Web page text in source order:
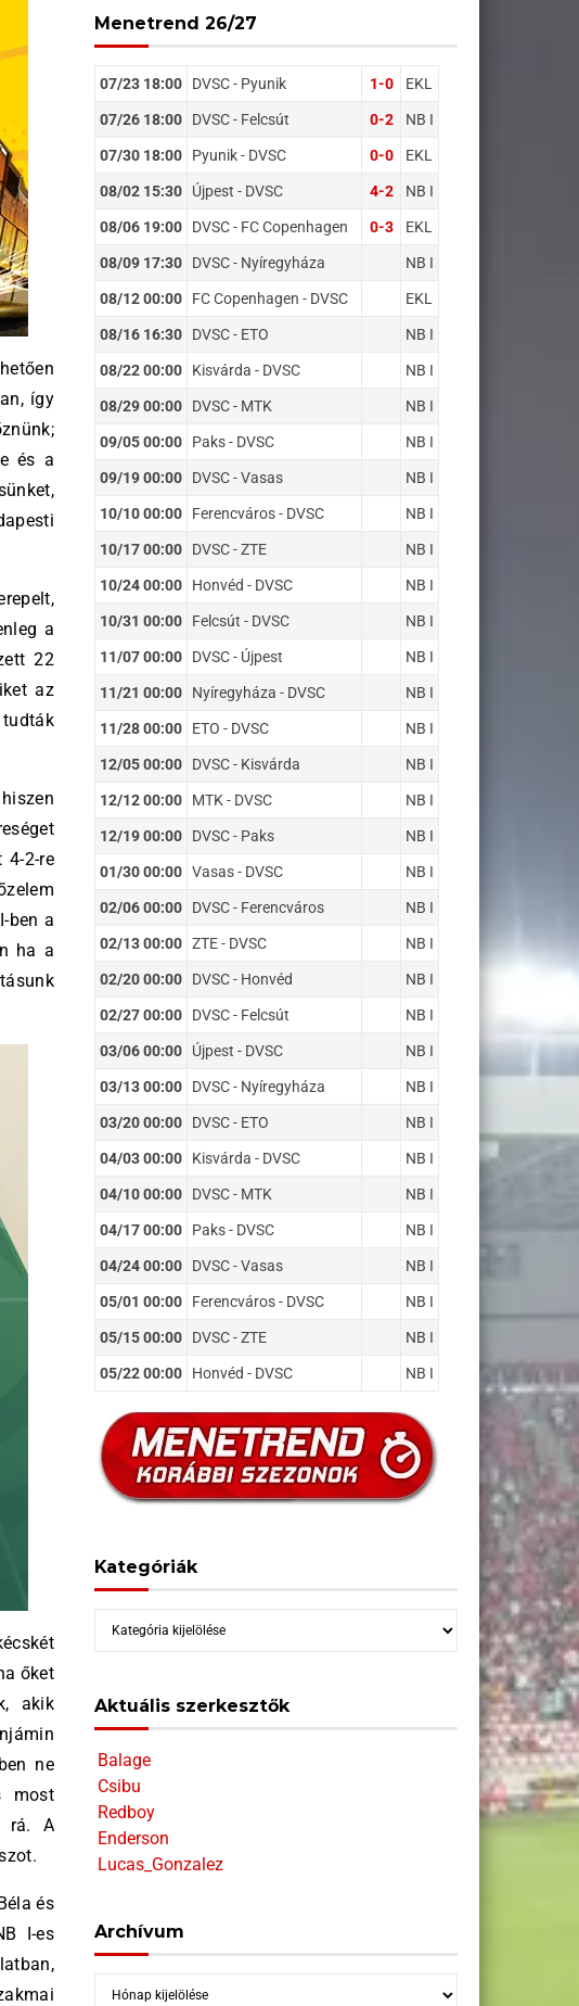
így
és a
a
22
az
4-2-re
ben a
ha a
őket
akik
ne
most
rá. A
és
I-es
Menetrend 26/27
07/23 18:00 DVSC - Pyunik 1-0 EKL
07/26 18:00 DVSC - Felcsút 0-2 NB I
07/30 18:00 Pyunik - DVSC 0-0 EKL
08/02 15:30 Újpest - DVSC 4-2 NB I
08/06 19:00 DVSC - FC Copenhagen 0-3 EKL
08/09 17:30 DVSC - Nyíregyháza NB I
08/12 00:00 FC Copenhagen - DVSC EKL
08/16 16:30 DVSC - ETO NB I
08/22 00:00 Kisvárda - DVSC NB I
08/29 00:00 DVSC - MTK NB I
09/05 00:00 Paks - DVSC NB I
09/19 00:00 DVSC - Vasas NB I
10/10 00:00 Ferencváros - DVSC NB I
10/17 00:00 DVSC - ZTE NB I
10/24 00:00 Honvéd - DVSC NB I
10/31 00:00 Felcsút - DVSC NB I
11/07 00:00 DVSC - Újpest NB I
11/21 00:00 Nyíregyháza - DVSC NB I
11/28 00:00 ETO - DVSC NB I
12/05 00:00 DVSC - Kisvárda NB I
12/12 00:00 MTK - DVSC NB I
12/19 00:00 DVSC - Paks NB I
01/30 00:00 Vasas - DVSC NB I
02/06 00:00 DVSC - Ferencváros NB I
02/13 00:00 ZTE - DVSC NB I
02/20 00:00 DVSC - Honvéd NB I
02/27 00:00 DVSC - Felcsút NB I
03/06 00:00 Újpest - DVSC NB I
03/13 00:00 DVSC - Nyíregyháza NB I
03/20 00:00 DVSC - ETO NB I
04/03 00:00 Kisvárda - DVSC NB I
04/10 00:00 DVSC - MTK NB I
04/17 00:00 Paks - DVSC NB I
04/24 00:00 DVSC - Vasas NB I
05/01 00:00 Ferencváros - DVSC NB I
05/15 00:00 DVSC - ZTE NB I
05/22 00:00 Honvéd - DVSC NB I
Kategóriák
Kategóriák
Aktuális szerkesztők
Balage
Csibu
Redboy
Enderson
Lucas_Gonzalez
Archívum
Archívum